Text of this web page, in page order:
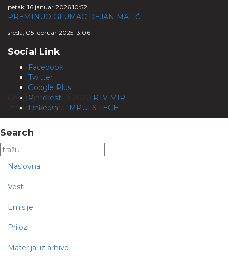
petak, 16 januar 2026 10:52
PREMINUO GLUMAC DEJAN MATIĆ
sreda, 05 februar 2025 13:06
Social Link
Facebook
Twitter
Google Plus
Pinterest
Linkedin
Copyright © 2010-2020
RTV MIR.
Izrada web sajta
IMPULS TECH
Search
Naslovna
Vesti
Emisije
Prilozi
Materijal iz arhive